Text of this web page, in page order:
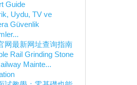
Guide
Uydu, TV ve
Güvenlik
网最新网址查询指南
Rail Grinding Stone
Mainte...